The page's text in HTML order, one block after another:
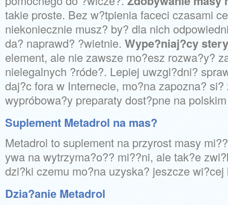
takie proste. Bez w?tpienia faceci czasami
niekoniecznie musz? by? dla nich
da? naprawd? ?wietnie. Wype?niaj?cy
element, ale nie zawsze mo?esz rozwa?y?
nielegalnych ?róde?. Lepiej uwzgl?dni?
daj?c fora w Internecie, mo?na zapozna?
wypróbowa?y preparaty dost?pne na
Suplement Metadrol na mas?
Metadrol to suplement na przyrost masy
ywa na wytrzyma?o?? mi??ni, ale tak?e
dzi?ki czemu mo?na uzyska? jeszcze
Dzia?anie Metadrol